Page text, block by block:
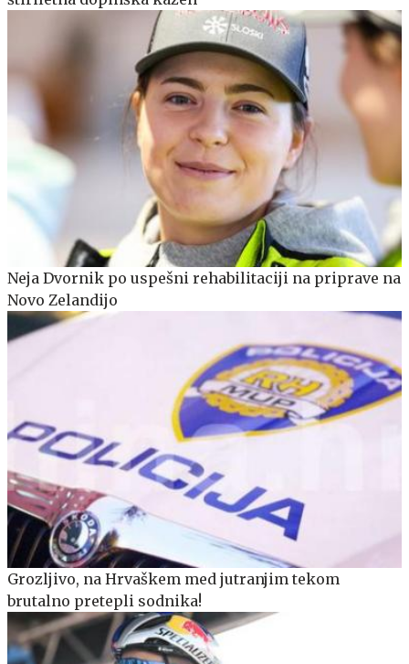
Neja Dvornik po uspešni rehabilitaciji na priprave na
Novo Zelandijo
Grozljivo, na Hrvaškem med jutranjim tekom
brutalno pretepli sodnika!